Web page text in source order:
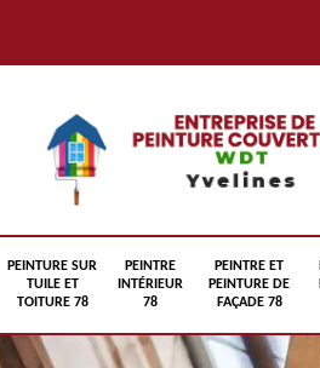
PEINTURE SUR
TUILE ET
TOITURE 78
PEINTRE
INTÉRIEUR
78
PEINTRE ET
PEINTURE DE
FAÇADE 78